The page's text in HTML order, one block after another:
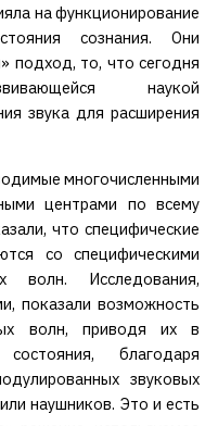
на функционирование
сознания. Они
подход, то, что сегодня
наукой
звука для расширения
многочисленными
центрами по всему
что специфические
со специфическими
волн. Исследования,
показали возможность
волн, приводя их в
благодаря
звуковых
наушников. Это и есть